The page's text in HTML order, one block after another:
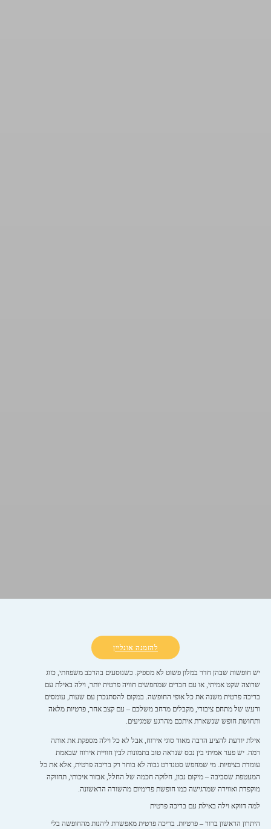
להזמנה אונליין
יש חופשות שבהן חדר במלון פשוט לא מספיק. כשנוסעים בהרכב משפחתי, כזוג
שרוצה שקט אמיתי, או עם חברים שמחפשים חוויה פרטית יותר, וילה באילת עם
בריכה פרטית משנה את כל אופי החופשה. במקום להסתנכרן עם שעות, עומסים
ורעש של מתחם ציבורי, מקבלים מרחב משלכם – עם קצב אחר, פרטיות מלאה
ותחושת חופש שנשארת איתכם מהרגע שמגיעים.
אילת יודעת להציע הרבה מאוד סוגי אירוח, אבל לא כל וילה מספקת את אותה
רמה. יש פער אמיתי בין נכס שנראה טוב בתמונות לבין חוויית אירוח שבאמת
עומדת בציפיות. מי שמחפש סטנדרט גבוה לא בוחר רק בריכה פרטית, אלא את כל
המעטפת שסביבה – מיקום נכון, חלוקה חכמה של החלל, אבזור איכותי, תחזוקה
מוקפדת ואווירה שמרגישה כמו חופשת פרימיום מהשורה הראשונה.
למה דווקא וילה באילת עם בריכה פרטית
היתרון הראשון ברור – פרטיות. בריכה פרטית מאפשרת ליהנות מהחופשה בלי